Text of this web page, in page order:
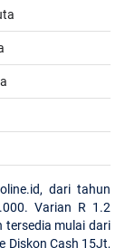
dari tahun
Varian R 1.2
tersedia mulai dari
Diskon Cash 15Jt,